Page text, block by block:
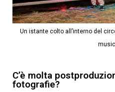
Un istante colto all’interno del
C’è molta
fotografie?